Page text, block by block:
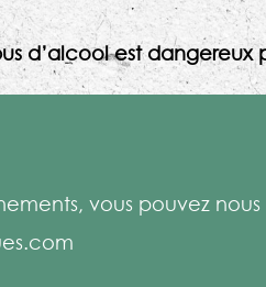
d’alcool est
vous pouvez